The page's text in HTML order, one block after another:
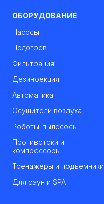
ОБОРУДОВАНИЕ
Насосы
Подогрев
Фильтрация
Дезинфекция
Автоматика
Осушители воздуха
Роботы-пылесосы
Противотоки и
компрессоры
Тренажеры и подъемники
Для саун и SPA